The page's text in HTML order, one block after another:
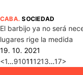
CABA.SOCIEDAD
El barbijo ya no será
lugares rige la medida
19. 10. 2021
<1…910111213…17>